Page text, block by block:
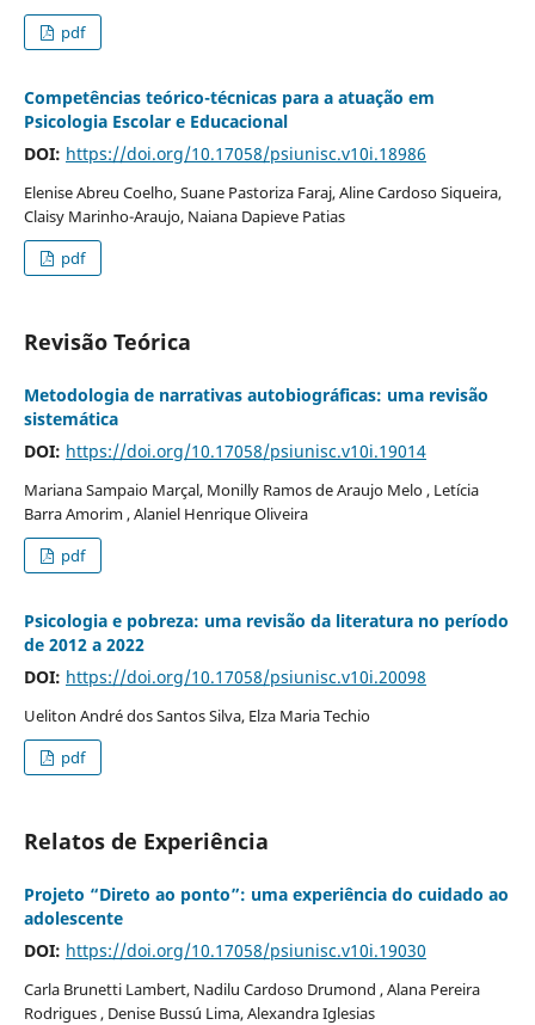
pdf
Competências teórico-técnicas para a atuação em
Psicologia Escolar e Educacional
DOI: https://doi.org/10.17058/psiunisc.v10i.18986
Elenise Abreu Coelho, Suane Pastoriza Faraj, Aline Cardoso Siqueira,
Claisy Marinho-Araujo, Naiana Dapieve Patias
pdf
Revisão Teórica
Metodologia de narrativas autobiográficas: uma revisão
sistemática
DOI: https://doi.org/10.17058/psiunisc.v10i.19014
Mariana Sampaio Marçal, Monilly Ramos de Araujo Melo , Letícia
Barra Amorim , Alaniel Henrique Oliveira
pdf
Psicologia e pobreza: uma revisão da literatura no período
de 2012 a 2022
DOI: https://doi.org/10.17058/psiunisc.v10i.20098
Ueliton André dos Santos Silva, Elza Maria Techio
pdf
Relatos de Experiência
Projeto “Direto ao ponto”: uma experiência do cuidado ao
adolescente
DOI: https://doi.org/10.17058/psiunisc.v10i.19030
Carla Brunetti Lambert, Nadilu Cardoso Drumond , Alana Pereira
Rodrigues , Denise Bussú Lima, Alexandra Iglesias